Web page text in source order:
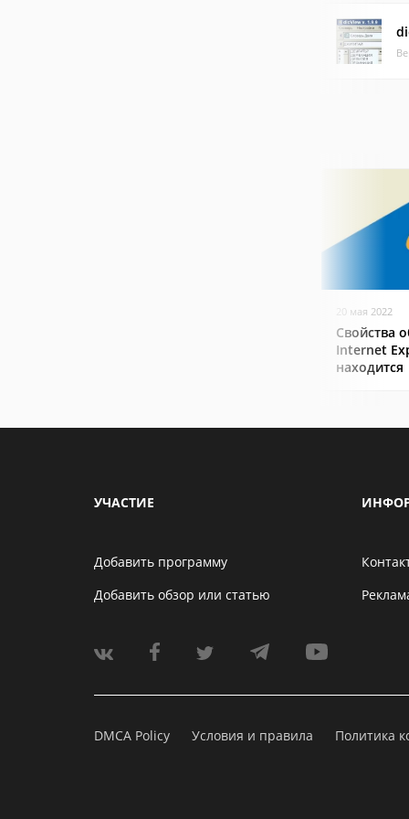
20 мая 2022
Свойства
Internet
находится
УЧАСТИЕ
Добавить программу
Добавить обзор или статью
DMCA Policy Условия и правила Политика